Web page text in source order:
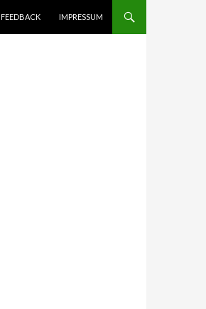
FEEDBACK IMPRESSUM